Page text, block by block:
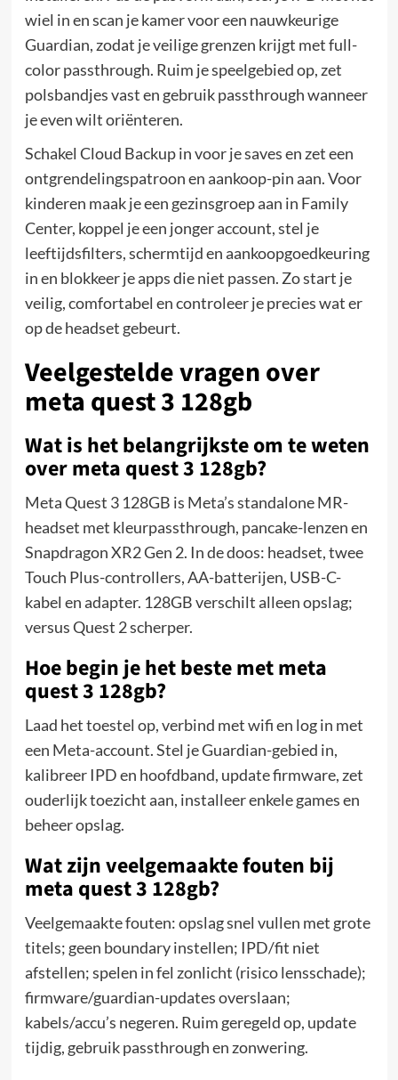
wiel in en scan je kamer voor een nauwkeurige
Guardian, zodat je veilige grenzen krijgt met full-
color passthrough. Ruim je speelgebied op, zet
polsbandjes vast en gebruik passthrough wanneer
je even wilt oriënteren.
Schakel Cloud Backup in voor je saves en zet een
ontgrendelingspatroon en aankoop-pin aan. Voor
kinderen maak je een gezinsgroep aan in Family
Center, koppel je een jonger account, stel je
leeftijdsfilters, schermtijd en aankoopgoedkeuring
in en blokkeer je apps die niet passen. Zo start je
veilig, comfortabel en controleer je precies wat er
op de headset gebeurt.
Veelgestelde vragen over
meta quest 3 128gb
Wat is het belangrijkste om te weten
over meta quest 3 128gb?
Meta Quest 3 128GB is Meta’s standalone MR-
headset met kleurpassthrough, pancake-lenzen en
Snapdragon XR2 Gen 2. In de doos: headset, twee
Touch Plus-controllers, AA-batterijen, USB-C-
kabel en adapter. 128GB verschilt alleen opslag;
versus Quest 2 scherper.
Hoe begin je het beste met meta
quest 3 128gb?
Laad het toestel op, verbind met wifi en log in met
een Meta-account. Stel je Guardian-gebied in,
kalibreer IPD en hoofdband, update firmware, zet
ouderlijk toezicht aan, installeer enkele games en
beheer opslag.
Wat zijn veelgemaakte fouten bij
meta quest 3 128gb?
Veelgemaakte fouten: opslag snel vullen met grote
titels; geen boundary instellen; IPD/fit niet
afstellen; spelen in fel zonlicht (risico lensschade);
firmware/guardian-updates overslaan;
kabels/accu’s negeren. Ruim geregeld op, update
tijdig, gebruik passthrough en zonwering.